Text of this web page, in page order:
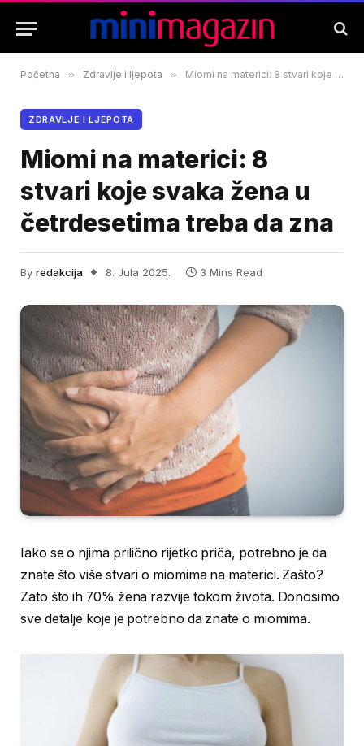
Početna » Zdravlje i ljepota » Miomi na materici: 8 stvari koje svaka žena u četrdesetima treba da zna
ZDRAVLJE I LJEPOTA
Miomi na materici: 8
stvari koje svaka žena u
četrdesetima treba da zna
By redakcija 8. Jula 2025. 3 Mins Read
Iako se o njima prilično rijetko priča, potrebno je da
znate što više stvari o miomima na materici. Zašto?
Zato što ih 70% žena razvije tokom života. Donosimo
sve detalje koje je potrebno da znate o miomima.